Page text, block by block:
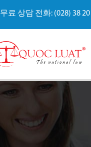
무료 상담 전화: (028) 38